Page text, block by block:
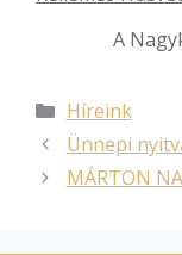
A
Híreink
Ünnepi
MÁRTON